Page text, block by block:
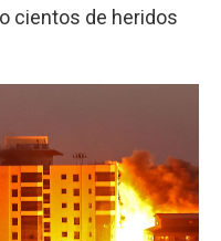
cientos de heridos